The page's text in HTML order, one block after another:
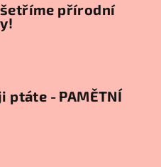
šetříme přírodní
ptáte - PAMĚTNÍ